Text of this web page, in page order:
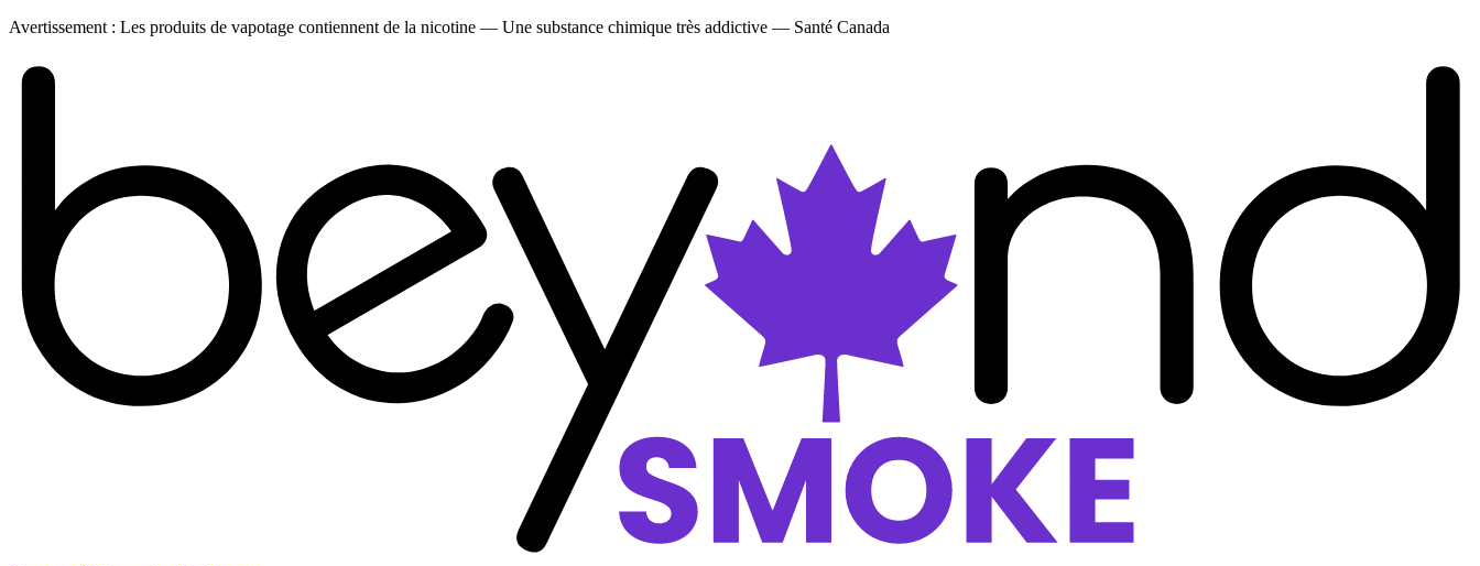
Avertissement : Les produits de vapotage contiennent de la nicotine — Une substance chimique très addictive — Santé Canada